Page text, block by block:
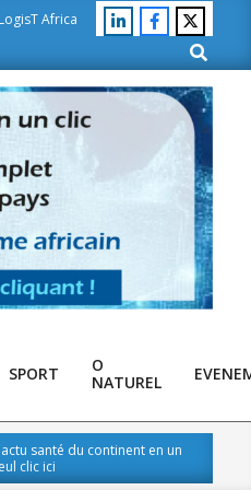
LogisT Africa
Search
SPORT
O
NATUREL
santé du continent en un
clic ici